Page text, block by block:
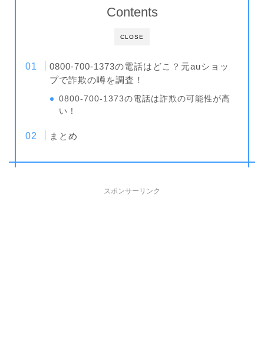
CLOSE
Contents
0800-700-1373の電話はどこ？元auショッ
プで詐欺の噂を調査！
0800-700-1373の電話は詐欺の可能性が高
い！
まとめ
スポンサーリンク